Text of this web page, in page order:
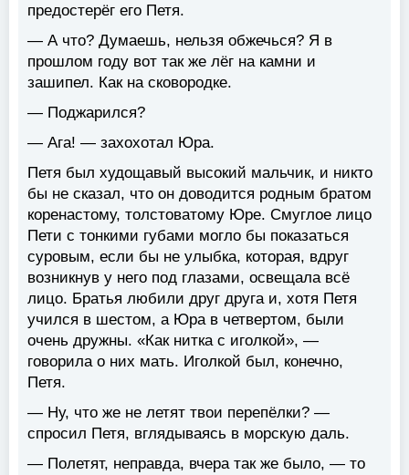
предостерёг его Петя.
— А что? Думаешь, нельзя обжечься? Я в
прошлом году вот так же лёг на камни и
зашипел. Как на сковородке.
— Поджарился?
— Ага! — захохотал Юра.
Петя был худощавый высокий мальчик, и никто
бы не сказал, что он доводится родным братом
коренастому, толстоватому Юре. Смуглое лицо
Пети с тонкими губами могло бы показаться
суровым, если бы не улыбка, которая, вдруг
возникнув у него под глазами, освещала всё
лицо. Братья любили друг друга и, хотя Петя
учился в шестом, а Юра в четвертом, были
очень дружны. «Как нитка с иголкой», —
говорила о них мать. Иголкой был, конечно,
Петя.
— Ну, что же не летят твои перепёлки? —
спросил Петя, вглядываясь в морскую даль.
— Полетят, неправда, вчера так же было, — то